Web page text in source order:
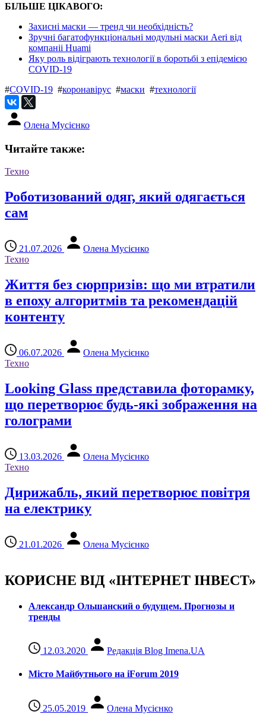
БІЛЬШЕ ЦІКАВОГО:
Захисні маски — тренд чи необхідність?
Зручні багатофункціональні модульні маски Aeri від
компаніі Huami
Яку роль відіграють технології в боротьбі з епідемією
COVID-19
#COVID-19 #коронавірус #маски #технології
Олена Мусієнко
Читайте также:
Техно
Роботизований одяг, який одягається
сам
21.07.2026
Олена Мусієнко
Техно
Життя без сюрпризів: що ми втратили
в епоху алгоритмів та рекомендацій
контенту
06.07.2026
Олена Мусієнко
Техно
Looking Glass представила фоторамку,
що перетворює будь-які зображення на
голограми
13.03.2026
Олена Мусієнко
Техно
Дирижабль, який перетворює повітря
на електрику
21.01.2026 Олена Мусієнко
КОРИСНЕ ВІД «ІНТЕРНЕТ ІНВЕСТ»
Александр Ольшанский о будущем. Прогнозы и
тренды
12.03.2020 Редакція Blog Imena.UA
Місто Майбутнього на iForum 2019
25.05.2019 Олена Мусієнко